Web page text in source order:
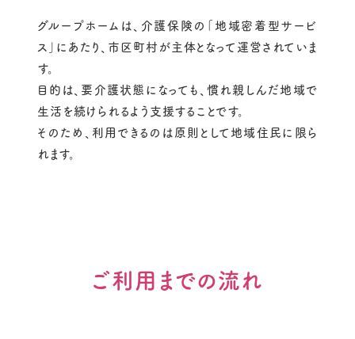
グループホームは、介護保険の「地域密着型サービ
ス」にあたり、市区町村が主体となって運営されていま
す。
目的は、要介護状態になっても、慣れ親しんだ地域で
生活を続けられるよう支援することです。
そのため、利用できるのは原則として地域住民に限ら
れます。
ご利用までの流れ